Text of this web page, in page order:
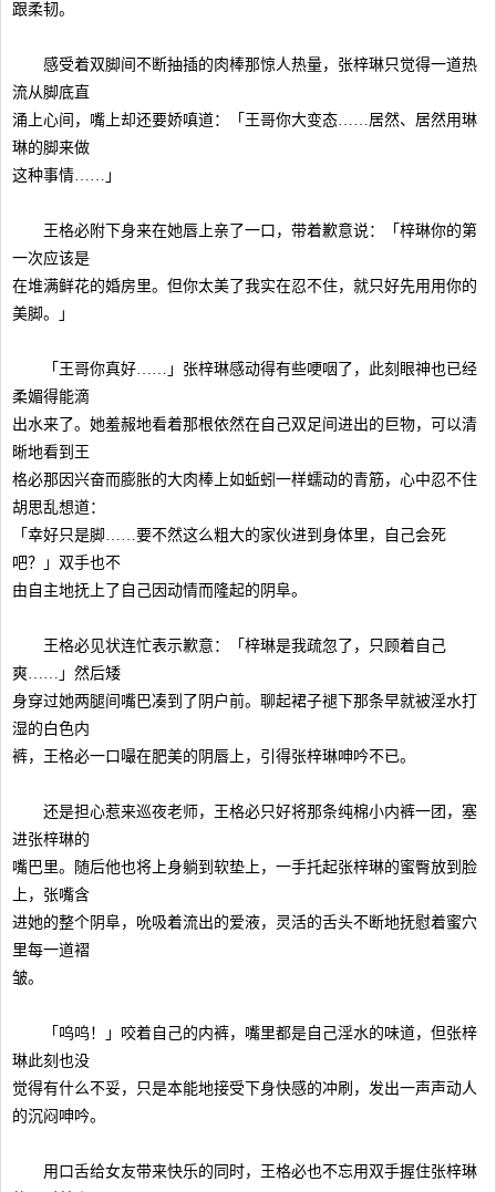
跟柔韧。
感受着双脚间不断抽插的肉棒那惊人热量，张梓琳只觉得一道热
流从脚底直
涌上心间，嘴上却还要娇嗔道：「王哥你大变态……居然、居然用琳
琳的脚来做
这种事情……」
王格必附下身来在她唇上亲了一口，带着歉意说：「梓琳你的第
一次应该是
在堆满鲜花的婚房里。但你太美了我实在忍不住，就只好先用用你的
美脚。」
「王哥你真好……」张梓琳感动得有些哽咽了，此刻眼神也已经
柔媚得能滴
出水来了。她羞赧地看着那根依然在自己双足间进出的巨物，可以清
晰地看到王
格必那因兴奋而膨胀的大肉棒上如蚯蚓一样蠕动的青筋，心中忍不住
胡思乱想道：
「幸好只是脚……要不然这么粗大的家伙进到身体里，自己会死
吧？」双手也不
由自主地抚上了自己因动情而隆起的阴阜。
王格必见状连忙表示歉意：「梓琳是我疏忽了，只顾着自己
爽……」然后矮
身穿过她两腿间嘴巴凑到了阴户前。聊起裙子褪下那条早就被淫水打
湿的白色内
裤，王格必一口嘬在肥美的阴唇上，引得张梓琳呻吟不已。
还是担心惹来巡夜老师，王格必只好将那条纯棉小内裤一团，塞
进张梓琳的
嘴巴里。随后他也将上身躺到软垫上，一手托起张梓琳的蜜臀放到脸
上，张嘴含
进她的整个阴阜，吮吸着流出的爱液，灵活的舌头不断地抚慰着蜜穴
里每一道褶
皱。
「呜呜！」咬着自己的内裤，嘴里都是自己淫水的味道，但张梓
琳此刻也没
觉得有什么不妥，只是本能地接受下身快感的冲刷，发出一声声动人
的沉闷呻吟。
用口舌给女友带来快乐的同时，王格必也不忘用双手握住张梓琳